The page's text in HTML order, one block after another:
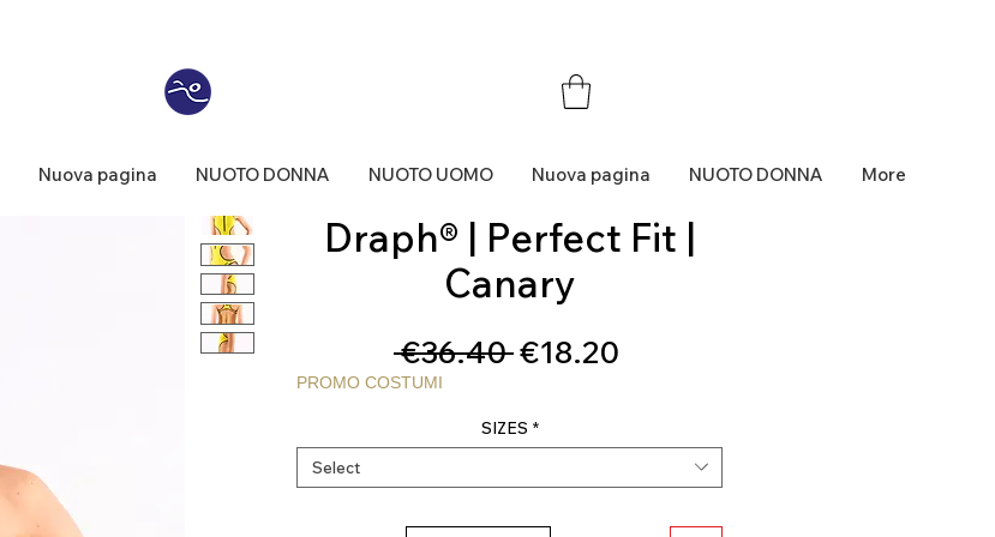
Nuova pagina NUOTO DONNA NUOTO UOMO Nuova pagina NUOTO DONNA More
Draph® | Perfect Fit |
Canary
€36.40 Regular
€18.20
PROMO COSTUMI
SIZES *
Select